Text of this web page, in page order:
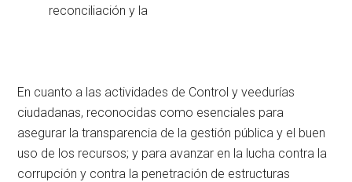
reconciliación y la
En cuanto a las actividades de Control y veedurías
ciudadanas, reconocidas como esenciales para
asegurar la transparencia de la gestión pública y el buen
uso de los recursos; y para avanzar en la lucha contra la
corrupción y contra la penetración de estructuras